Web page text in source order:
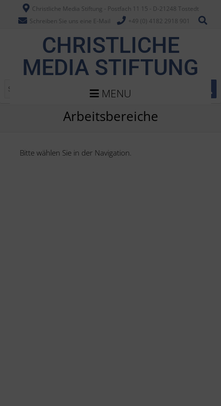
Christliche Media Stiftung - Postfach 11 15 - D-21248 Tostedt
Schreiben Sie uns eine E-Mail
+49 (0) 4182 2918 901
CHRISTLICHE
MEDIA STIFTUNG
MENU
Arbeitsbereiche
Bitte wählen Sie in der Navigation.